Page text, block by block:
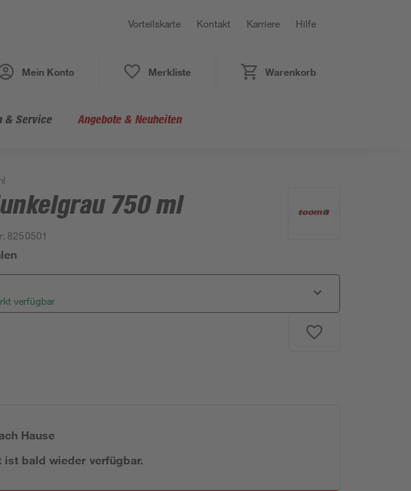
Vorteilskarte Kontakt Karriere Hilfe
Mein Konto Merkliste Warenkorb
& Service Angebote & Neuheiten
750 ml
: 8250501
verfügbar
Hause
ist bald wieder verfügbar.